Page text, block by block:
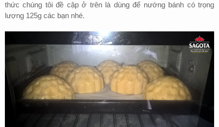
thức chúng tôi đề cập ở trên là dùng để nướng bánh có trọng
lượng 125g các bạn nhé.